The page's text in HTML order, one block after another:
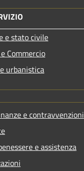
e stato civile
Commercio
urbanistica
e contravvenzioni
e assistenza